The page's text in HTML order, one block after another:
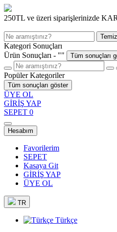
250TL ve üzeri siparişlerinizde
Kategori Sonuçları
Ürün Sonuçları - "" Tüm sonuçları
Popüler Kategoriler
Tüm sonuçları göster
ÜYE OL
GİRİŞ YAP
SEPET 0
Hesabım
Favorilerim
SEPET
Kasaya Git
GİRİŞ YAP
ÜYE OL
TR
Türkçe